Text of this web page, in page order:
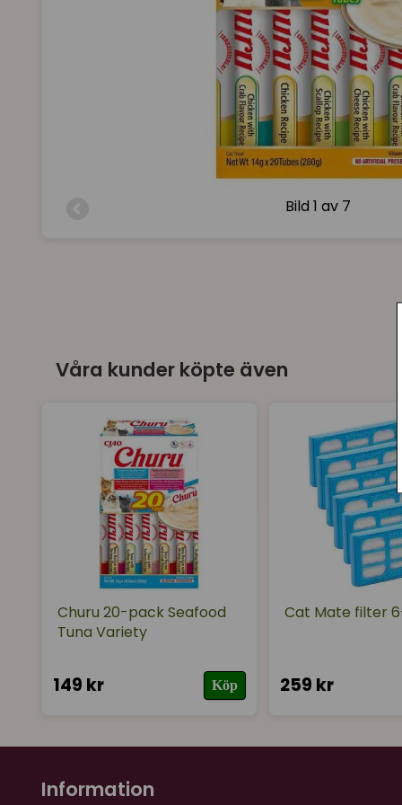
Bild 1 av 7
Våra kunder köpte även
Churu 20-pack Seafood
Tuna Variety
149 kr Köp
Cat Mate filter
259 kr
Information